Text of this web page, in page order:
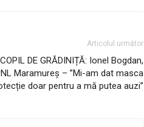
Articolul următor
DE GRĂDINIȚĂ: Ionel Bogdan,
Maramureș – ”Mi-am dat masca
doar pentru a mă putea auzi”